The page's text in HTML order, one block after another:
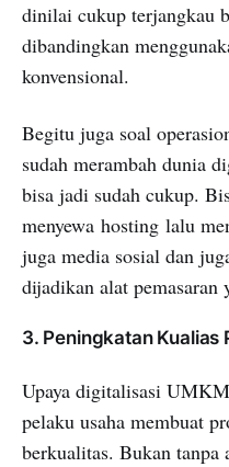
dinilai cukup terjangkau
dibandingkan
konvensional.
Begitu juga soal
sudah merambah dunia
bisa jadi sudah cukup.
menyewa hosting lalu
juga media sosial dan
dijadikan alat pemasaran
3. Peningkatan Kualias
Upaya digitalisasi
pelaku usaha membuat
berkualitas. Bukan